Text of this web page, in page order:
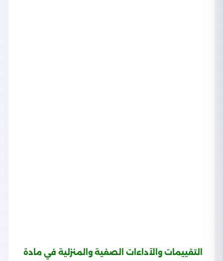
التقييمات والآداءات الصفية والمنزلية في مادة